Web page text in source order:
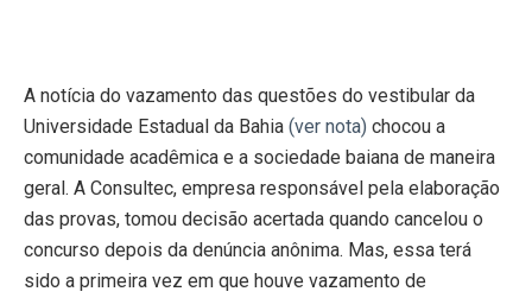
A notícia do vazamento das questões do vestibular da
Universidade Estadual da Bahia (ver nota) chocou a
comunidade acadêmica e a sociedade baiana de maneira
geral. A Consultec, empresa responsável pela elaboração
das provas, tomou decisão acertada quando cancelou o
concurso depois da denúncia anônima. Mas, essa terá
sido a primeira vez em que houve vazamento de